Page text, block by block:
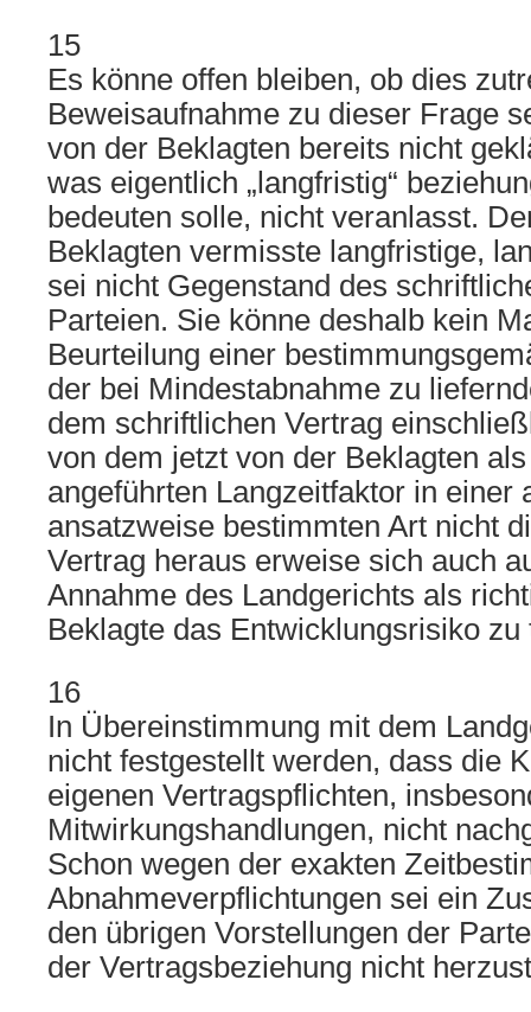
15
Es könne offen bleiben, ob dies
Beweisaufnahme zu dieser Frage
von der Beklagten bereits nicht
was eigentlich „langfristig“
bedeuten solle, nicht veranlasst.
Beklagten vermisste langfristige,
sei nicht Gegenstand des
Parteien. Sie könne deshalb kein
Beurteilung einer
der bei Mindestabnahme zu
dem schriftlichen Vertrag
von dem jetzt von der Beklagten
angeführten Langzeitfaktor in einer
ansatzweise bestimmten Art nicht
Vertrag heraus erweise sich auch
Annahme des Landgerichts als
Beklagte das Entwicklungsrisiko zu
16
In Übereinstimmung mit dem
nicht festgestellt werden, dass die
eigenen Vertragspflichten,
Mitwirkungshandlungen, nicht
Schon wegen der exakten
Abnahmeverpflichtungen sei ein
den übrigen Vorstellungen der
der Vertragsbeziehung nicht